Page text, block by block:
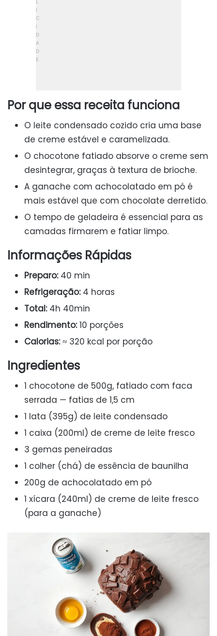
Por que essa receita funciona
O leite condensado cozido cria uma base
de creme estável e caramelizada.
O chocotone fatiado absorve o creme sem
desintegrar, graças à textura de brioche.
A ganache com achocolatado em pó é
mais estável que com chocolate derretido.
O tempo de geladeira é essencial para as
camadas firmarem e fatiar limpo.
Informações Rápidas
Preparo:40 min
Refrigeração:4 horas
Total:4h 40min
Rendimento:10 porções
Calorias:≈ 320 kcal por porção
Ingredientes
1 chocotone de 500g, fatiado com faca
serrada — fatias de 1,5 cm
1 lata (395g) de leite condensado
1 caixa (200ml) de creme de leite fresco
3 gemas peneiradas
1 colher (chá) de essência de baunilha
200g de achocolatado em pó
1 xícara (240ml) de creme de leite fresco
(para a ganache)